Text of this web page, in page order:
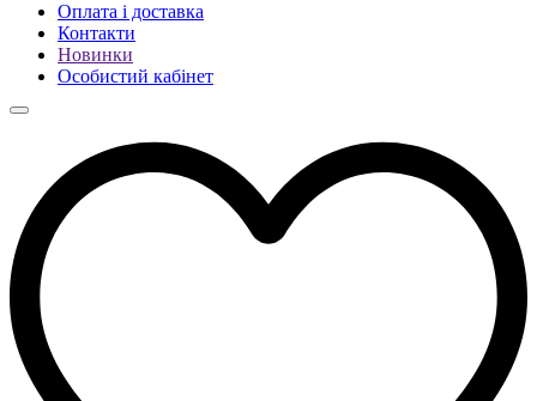
Оплата і доставка
Контакти
Новинки
Особистий кабінет